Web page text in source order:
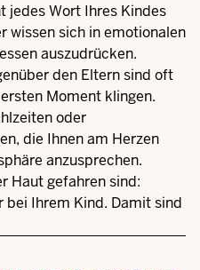
jedes Wort Ihres Kindes
wissen sich in emotionalen
auszudrücken.
den Eltern sind oft
Moment klingen.
oder
die Ihnen am Herzen
anzusprechen.
Haut gefahren sind:
bei Ihrem Kind. Damit sind